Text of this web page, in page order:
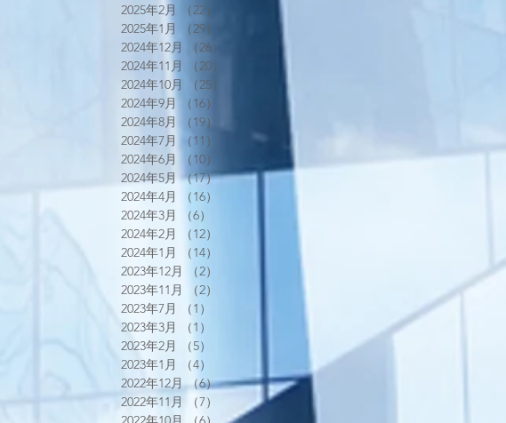
2025年2月
（22）
2025年1月
（29）
2024年12月
（26）
26件の記事
2024年11月
（20）
20件の記事
2024年10月
（25）
25件の記事
2024年9月
（16）
2024年8月
（19）
2024年7月
（11）
11件の記事
2024年6月
（10）
2024年5月 （17）17件の記事
2024年4月
（16）
2024年3月
（6）
2024年2月
（12）
2024年1月
（14）
2023年12月
（2）
2023年11月
（2）
2023年7月
（1）
2023年3月
（1）
2023年2月
（5）
2023年1月
（4）
2022年12月 （6）6件の記事
2022年11月
（7）
7件の記事